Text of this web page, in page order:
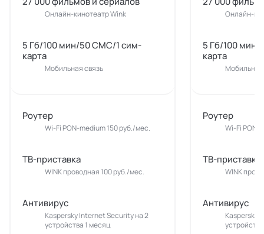
Онлайн-кинотеатр Wink
5 Гб/100 мин/50 СМС/1 сим-
карта
Мобильная связь
Роутер
Wi-Fi PON-medium 150 руб./мес.
ТВ-приставка
WINK проводная 100 руб./мес.
Антивирус
Kaspersky Internet Security на 2
устройства 1 месяц
Онлайн-
5 Гб/100
карта
Мобильная
Роутер
Wi-Fi PON-
ТВ-приставка
WINK
Антивирус
Kaspersky